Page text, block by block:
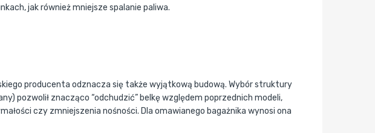
jak również mniejsze spalanie paliwa.
producenta odznacza się także wyjątkową budową. Wybór struktury
pozwolił znacząco “odchudzić” belkę względem poprzednich modeli,
czy zmniejszenia nośności. Dla omawianego bagażnika wynosi ona